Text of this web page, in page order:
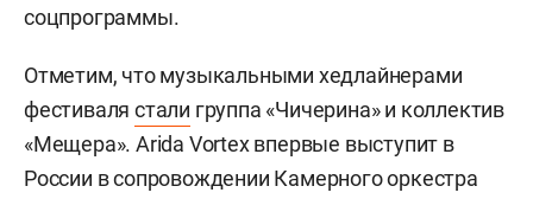
соцпрограммы.
Отметим, что музыкальными хедлайнерами
фестивалястали группа «Чичерина» и коллектив
«Мещера». Arida Vortex впервые выступит в
России в сопровождении Камерного оркестра